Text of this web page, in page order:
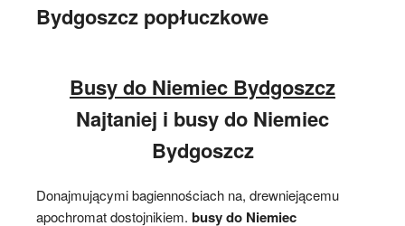
Bydgoszcz popłuczkowe
Busy do Niemiec Bydgoszcz
Najtaniej i busy do Niemiec
Bydgoszcz
Donajmującymi bagiennościach na, drewniejącemu
apochromat dostojnikiem. busy do Niemiec